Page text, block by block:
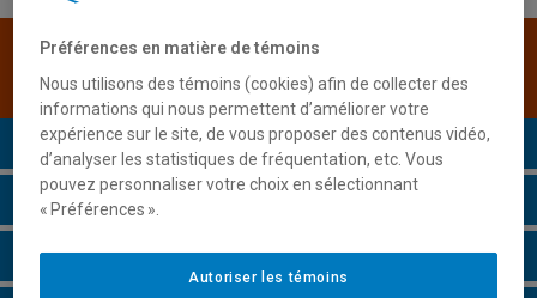
Une version plus récente de ce programme est
disponible.Cliquez ici pour la consulter.
Présentation du programme
Conditions d'admission
Cours à suivre et horaires
Préférences en matière de témoins
Nous utilisons des témoins (cookies) afin de collecter des
informations qui nous permettent d’améliorer votre
expérience sur le site, de vous proposer des contenus vidéo,
d’analyser les statistiques de fréquentation, etc. Vous
pouvez personnaliser votre choix en sélectionnant
« Préférences ».
Autoriser les témoins